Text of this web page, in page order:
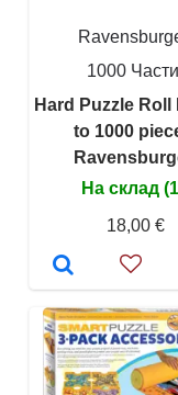
1000 Части
Hard Puzzle Roll
to 1000
На склад
18,00 €